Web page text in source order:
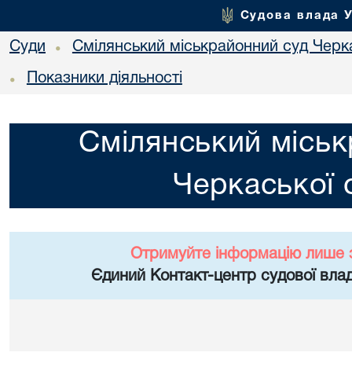
Судова влада
Суди • Смілянський міськрайонний суд
• Показники діяльності
Смілянський
Черкаської
Отримуйте інформацію лише
Єдиний Контакт-центр судової